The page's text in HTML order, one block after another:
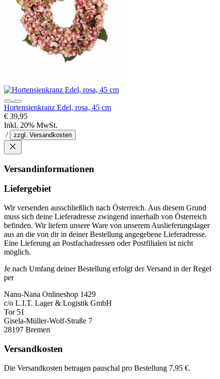
Hortensienkranz Edel, rosa, 45 cm
€ 39,95
Inkl. 20% MwSt.
/
zzgl. Versandkosten
Versandinformationen
Liefergebiet
Wir versenden ausschließlich nach Österreich. Aus diesem Grund
muss sich deine Lieferadresse zwingend innerhalb von Österreich
befinden. Wir liefern unsere Ware von unserem Auslieferungslager
aus an die von dir in deiner Bestellung angegebene Lieferadresse.
Eine Lieferung an Postfachadressen oder Postfilialen ist nicht
möglich.
Je nach Umfang deiner Bestellung erfolgt der Versand in der Regel
per
Nanu-Nana Onlineshop 1429
c/o L.I.T. Lager & Logistik GmbH
Tor 51
Gisela-Müller-Wolf-Straße 7
28197 Bremen
Versandkosten
Die Versandkosten betragen pauschal pro Bestellung 7,95 €.